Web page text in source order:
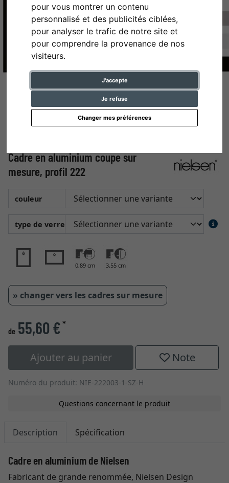
pour vous montrer un contenu
personnalisé et des publicités ciblées,
pour analyser le trafic de notre site et
pour comprendre la provenance de nos
visiteurs.
J'accepte
Je refuse
Changer mes préférences
Cadre en aluminium coupe sur
mesure, profil 222
couleur
type de verre
0,89 cm 3,55 cm
» changer vers les cadres sur mesure
de 55,60 €*
Ajouter au panier Note
Numéro du produit: NIE-222003-1-SZ-H
Questions concernant le produit
Description Spécification
Cadre en aluminium de Nielsen
Fabricant de grande renommée, Nielsen Design